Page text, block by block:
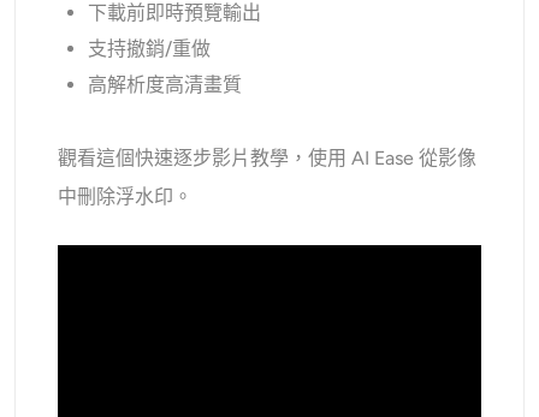
下載前即時預覽輸出
支持撤銷/重做
高解析度高清畫質
觀看這個快速逐步影片教學，使用 AI Ease 從影像
中刪除浮水印。